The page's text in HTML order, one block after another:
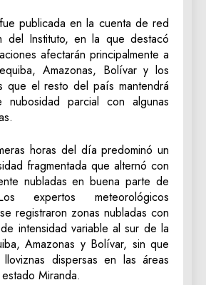
publicada en la cuenta de red
del Instituto, en la que destacó
afectarán principalmente a
Amazonas, Bolívar y los
que el resto del país mantendrá
nubosidad parcial con algunas
horas del día predominó un
fragmentada que alternó con
nubladas en buena parte de
expertos meteorológicos
registraron zonas nubladas con
intensidad variable al sur de la
Amazonas y Bolívar, sin que
dispersas en las áreas
Miranda.